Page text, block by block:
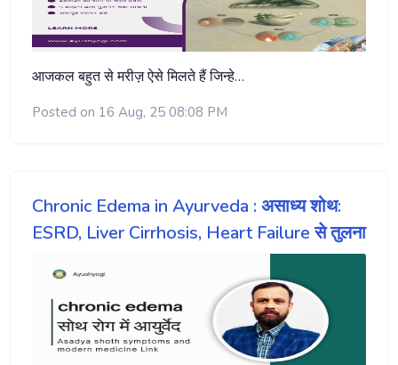
आजकल बहुत से मरीज़ ऐसे मिलते हैं जिन्हे…
Posted on 16 Aug, 25 08:08 PM
Chronic Edema in Ayurveda : असाध्य शोथ:
ESRD, Liver Cirrhosis, Heart Failure से तुलना